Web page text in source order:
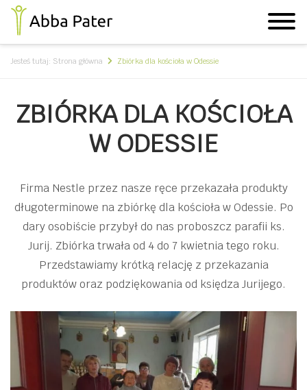
Jesteś tutaj: Strona główna Zbiórka dla kościoła w Odessie
ZBIÓRKA DLA KOŚCIOŁA
W ODESSIE
Firma Nestle przez nasze ręce przekazała produkty
długoterminowe na zbiórkę dla kościoła w Odessie. Po
dary osobiście przybył do nas proboszcz parafii ks.
Jurij. Zbiórka trwała od 4 do 7 kwietnia tego roku.
Przedstawiamy krótką relację z przekazania
produktów oraz podziękowania od księdza Jurijego.